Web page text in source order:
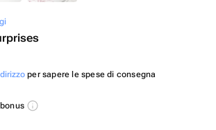
per sapere le spese di consegna